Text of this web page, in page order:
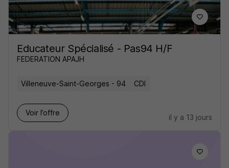
Educateur Spécialisé - Pas94 H/F
FEDERATION APAJH
Villeneuve-Saint-Georges - 94 CDI
Voir l’offre
il y a 13 jours